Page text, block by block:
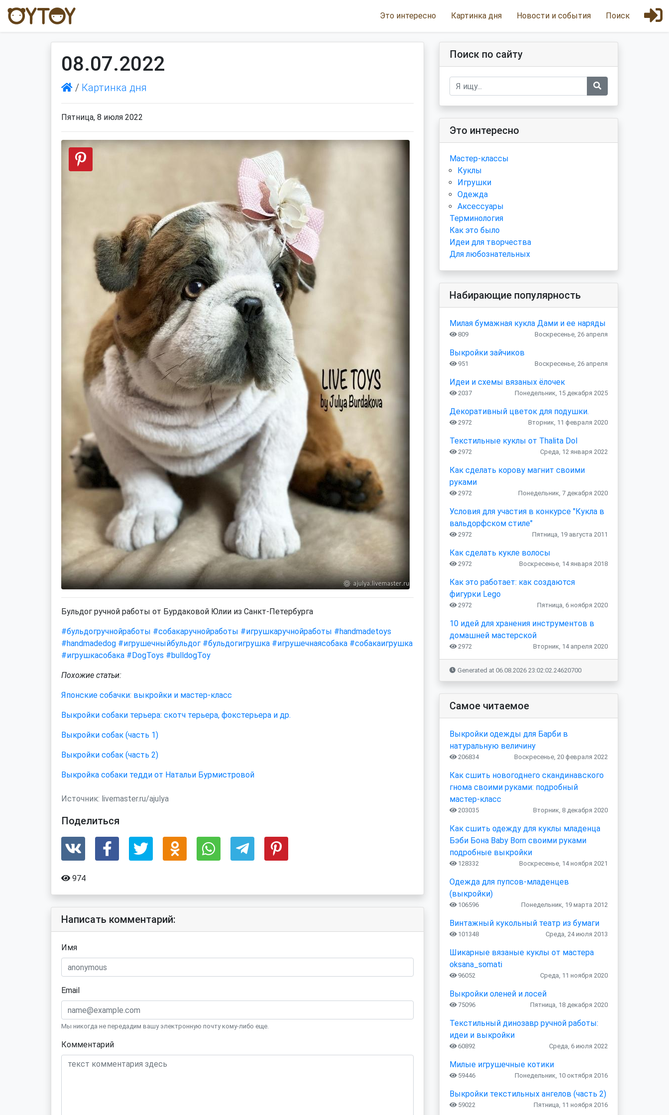
Это интересно Картинка дня Новости и события Поиск
08.07.2022
/ Картинка дня
Пятница, 8 июля 2022
Бульдог ручной работы от Бурдаковой Юлии из Санкт-Петербурга
#бульдогручнойработы #собакаручнойработы #игрушкаручнойработы #handmadetoys
#handmadedog #игрушечныйбульдог #бульдогигрушка #игрушечнаясобака #собакаигрушка
#игрушкасобака #DogToys #bulldogToy
Похожие статьи:
Японские собачки: выкройки и мастер-класс
Выкройки собаки терьера: скотч терьера, фокстерьера и др.
Выкройки собак (часть 1)
Выкройки собак (часть 2)
Выкройка собаки тедди от Натальи Бурмистровой
Источник: livemaster.ru/ajulya
Поделиться
974
Написать комментарий:
Имя
Email
Мы никогда не передадим вашу электронную почту кому-либо еще.
Комментарий
Поиск по сайту
Это интересно
Мастер-классы
Куклы
Игрушки
Одежда
Аксессуары
Терминология
Как это было
Идеи для творчества
Для любознательных
Набирающие популярность
Милая бумажная кукла Дами и ее наряды
809 Воскресенье, 26 апреля
Выкройки зайчиков
951 Воскресенье, 26 апреля
Идеи и схемы вязаных ёлочек
2037 Понедельник, 15 декабря 2025
Декоративный цветок для подушки.
2972 Вторник, 11 февраля 2020
Текстильные куклы от Thalita Dol
2972 Среда, 12 января 2022
Как сделать корову магнит своими
руками
2972 Понедельник, 7 декабря 2020
Условия для участия в конкурсе "Кукла в
вальдорфском стиле"
2972 Пятница, 19 августа 2011
Как сделать кукле волосы
2972 Воскресенье, 14 января 2018
Как это работает: как создаются
фигурки Lego
2972 Пятница, 6 ноября 2020
10 идей для хранения инструментов в
домашней мастерской
2972 Вторник, 14 апреля 2020
Generated at 06.08.2026 23:02:02.24620700
Самое читаемое
Выкройки одежды для Барби в
натуральную величину
206834 Воскресенье, 20 февраля 2022
Как сшить новогоднего скандинавского
гнома своими руками: подробный
мастер-класс
203035 Вторник, 8 декабря 2020
Как сшить одежду для куклы младенца
Бэби Бона Baby Born своими руками
подробные выкройки
128332 Воскресенье, 14 ноября 2021
Одежда для пупсов-младенцев
(выкройки)
106596 Понедельник, 19 марта 2012
Винтажный кукольный театр из бумаги
101348 Среда, 24 июля 2013
Шикарные вязаные куклы от мастера
oksana_somati
96052 Среда, 11 ноября 2020
Выкройки оленей и лосей
75096 Пятница, 18 декабря 2020
Текстильный динозавр ручной работы:
идеи и выкройки
60892 Среда, 6 июля 2022
Милые игрушечные котики
59446 Понедельник, 10 октября 2016
Выкройки текстильных ангелов (часть 2)
59022 Пятница, 11 ноября 2016